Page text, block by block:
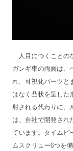
人目につくことの
ガンギ車の両面は、
れ、可視化パーツと
はなく凸状を呈した
射される代わりに、
は、自社で開発され
ています。タイムピ
ムスクリュー6つを